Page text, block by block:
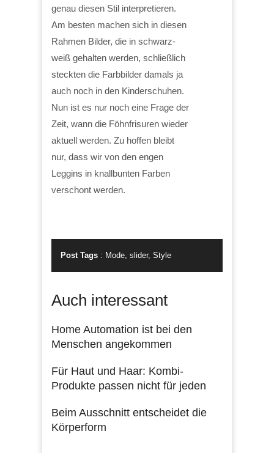
genau diesen Stil interpretieren.
Am besten machen sich in diesen
Rahmen Bilder, die in schwarz-
weiß gehalten werden, schließlich
steckten die Farbbilder damals ja
auch noch in den Kinderschuhen.
Nun ist es nur noch eine Frage der
Zeit, wann die Föhnfrisuren wieder
aktuell werden. Zu hoffen bleibt
nur, dass wir von den engen
Leggins in knallbunten Farben
verschont werden.
Post Tags : Mode slider, Style
Auch interessant
Home Automation ist bei den
Menschen angekommen
Für Haut und Haar: Kombi-
Produkte passen nicht für jeden
Beim Ausschnitt entscheidet die
Körperform